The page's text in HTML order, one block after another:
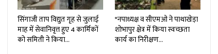
सिंगाजी ताप विद्युत गृह से जुलाई
माह में सेवानिवृत्त हुए 4 कार्मिकों
को समिती ने किया…
*नपाध्यक्ष व सीएमओ ने पाथाखेड़ा
शोभापुर क्षेत्र में किया स्वच्छता
कार्य का निरीक्षण…